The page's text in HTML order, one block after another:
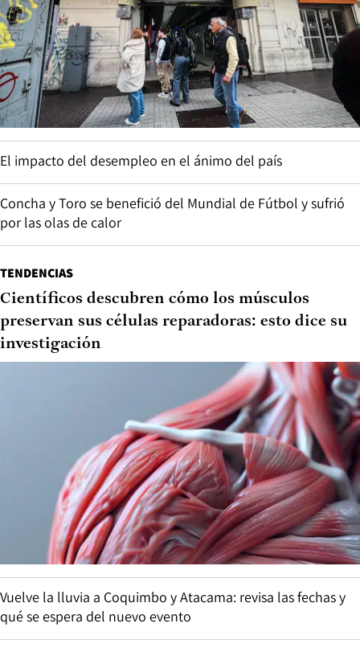
El impacto del desempleo en el ánimo del país
Concha y Toro se benefició del Mundial de Fútbol y sufrió
por las olas de calor
TENDENCIAS
Científicos descubren cómo los músculos
preservan sus células reparadoras: esto dice su
investigación
Vuelve la lluvia a Coquimbo y Atacama: revisa las fechas y
qué se espera del nuevo evento